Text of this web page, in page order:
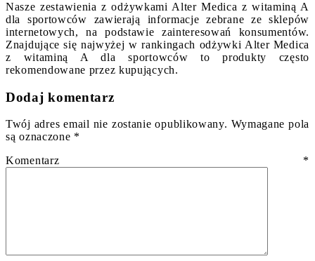
Nasze zestawienia z odżywkami Alter Medica z witaminą A
dla sportowców zawierają informacje zebrane ze sklepów
internetowych, na podstawie zainteresowań konsumentów.
Znajdujące się najwyżej w rankingach odżywki Alter Medica
z witaminą A dla sportowców to produkty często
rekomendowane przez kupujących.
Dodaj komentarz
Twój adres email nie zostanie opublikowany. Wymagane pola
są oznaczone *
Komentarz *